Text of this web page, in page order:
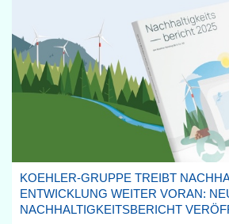
KOEHLER-GRUPPE TREIBT
ENTWICKLUNG WEITER VORAN:
NACHHALTIGKEITSBERICHT